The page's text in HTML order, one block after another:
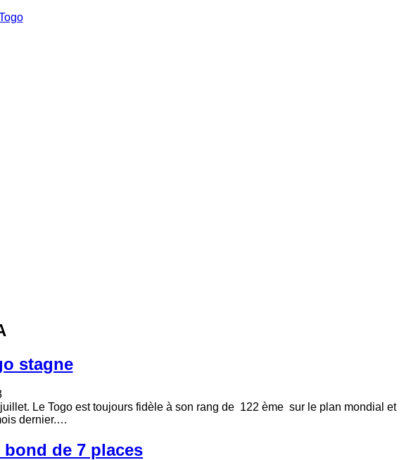
stagne
Le Togo est toujours fidèle à son rang de 122 ème sur le plan mondial et
dernier.…
de 7 places